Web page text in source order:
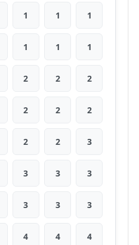
1 1 1
1 1 1
2 2 2
2 2 2
2 2 3
3 3 3
3 3 3
4 4 4